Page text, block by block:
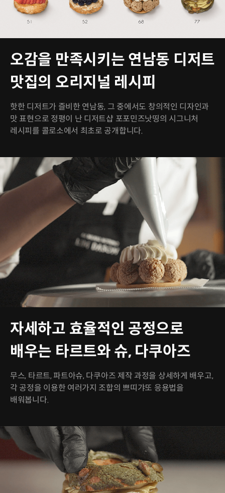
오감을 만족시키는 연남동 디저트
맛집의 오리지널 레시피
핫한 디저트가 즐비한 연남동, 그 중에서도 창의적인 디자인과
맛 표현으로 정평이 난 디저트샵 포포민즈낫띵의 시그니처
레시피를 콜로소에서 최초로 공개합니다.
자세하고 효율적인 공정으로
배우는 타르트와 슈, 다쿠아즈
무스, 타르트, 파트아슈, 다쿠아즈 제작 과정을 상세하게 배우고,
각 공정을 이용한 여러가지 조합의 쁘띠갸또 응용법을
배워봅니다.